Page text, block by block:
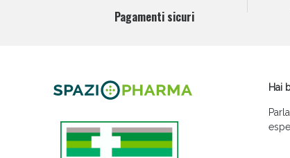
Pagamenti sicuri
Hai